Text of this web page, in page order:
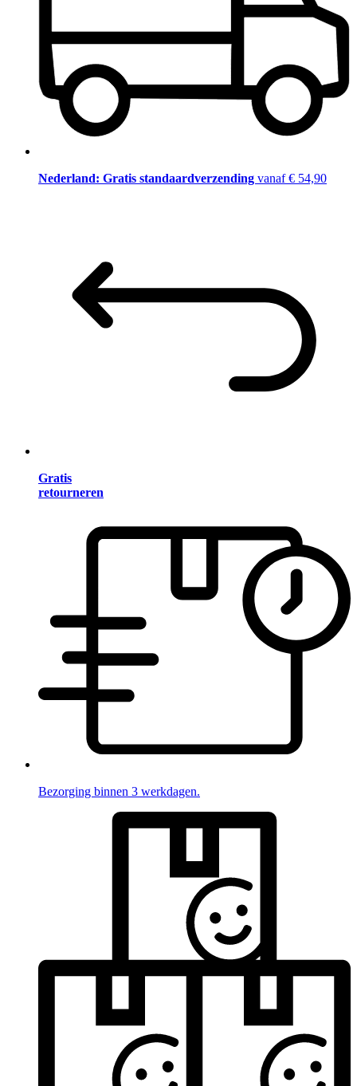
Nederland: Gratis standaardverzending vanaf € 54,90
Gratis
retourneren
Bezorging binnen 3 werkdagen.